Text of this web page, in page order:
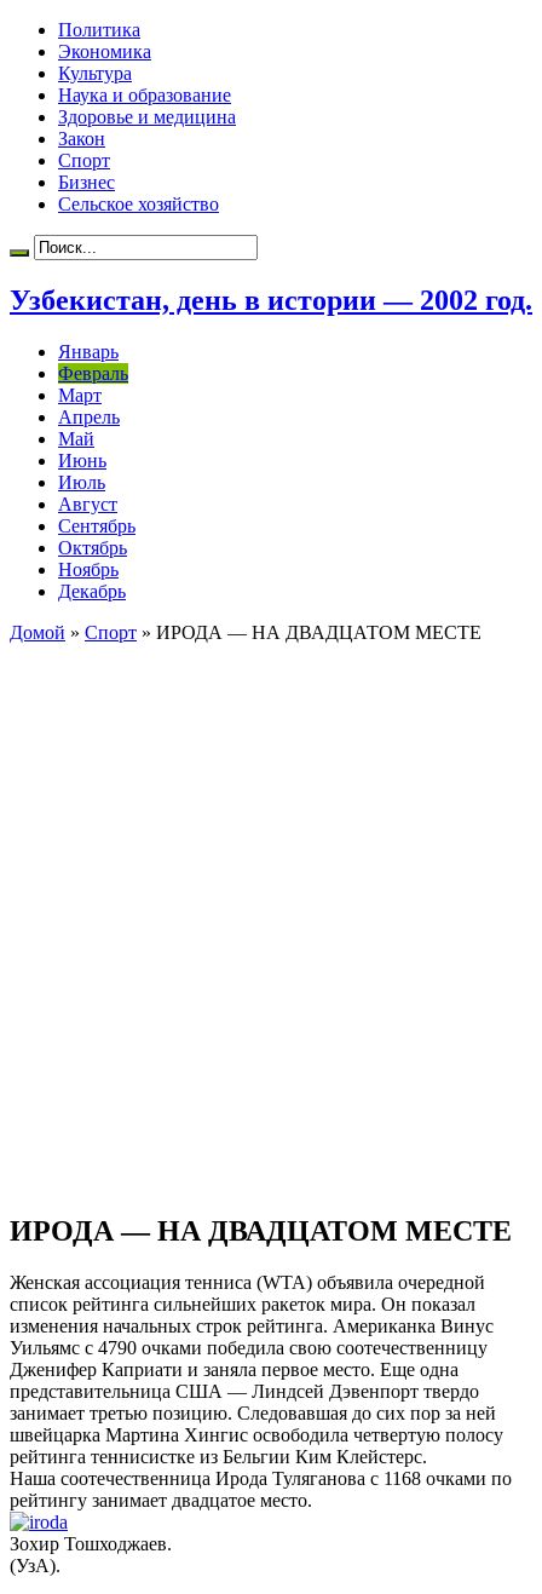
Политика
Экономика
Культура
Наука и образование
Здоровье и медицина
Закон
Спорт
Бизнес
Сельское хозяйство
Узбекистан, день в истории — 2002 год.
Январь
Февраль
Март
Апрель
Май
Июнь
Июль
Август
Сентябрь
Октябрь
Ноябрь
Декабрь
Домой » Спорт » ИРОДА — НА ДВАДЦАТОМ МЕСТЕ
ИРОДА — НА ДВАДЦАТОМ МЕСТЕ
Женская ассоциация тенниса (WTA) объявила очередной
список рейтинга сильнейших ракеток мира. Он показал
изменения начальных строк рейтинга. Американка Винус
Уильямс с 4790 очками победила свою соотечественницу
Дженифер Каприати и заняла первое место. Еще одна
представительница США — Линдсей Дэвенпорт твердо
занимает третью позицию. Следовавшая до сих пор за ней
швейцарка Мартина Хингис освободила четвертую полосу
рейтинга теннисистке из Бельгии Ким Клейстерс.
Наша соотечественница Ирода Туляганова с 1168 очками по
рейтингу занимает двадцатое место.
Зохир Тошходжаев.
(УзА).